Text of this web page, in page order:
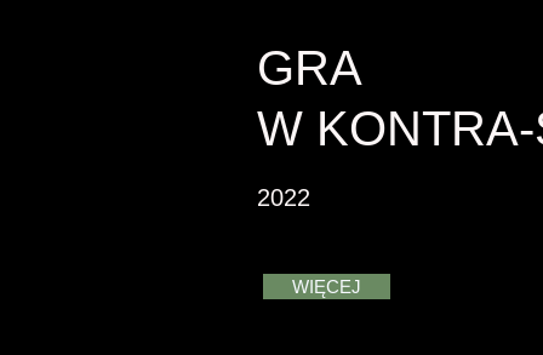
GRA
W
2022
WIĘCEJ